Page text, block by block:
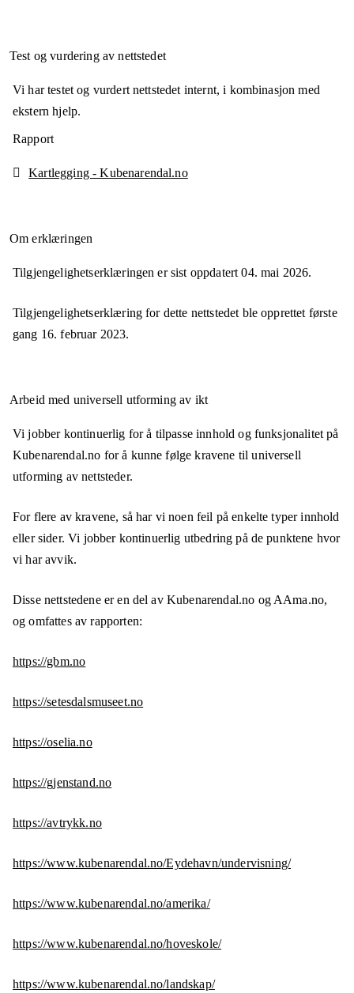
Test og vurdering av nettstedet
Vi har testet og vurdert nettstedet internt, i kombinasjon med
ekstern hjelp.
Rapport
Kartlegging - Kubenarendal.no
Om erklæringen
Tilgjengelighetserklæringen er sist oppdatert04. mai 2026.
Tilgjengelighetserklæring for dette nettstedet ble opprettet første
gang 16. februar 2023.
Arbeid med universell utforming av ikt
Vi jobber kontinuerlig for å tilpasse innhold og funksjonalitet på
Kubenarendal.no for å kunne følge kravene til universell
utforming av nettsteder.
For flere av kravene, så har vi noen feil på enkelte typer innhold
eller sider. Vi jobber kontinuerlig utbedring på de punktene hvor
vi har avvik.
Disse nettstedene er en del av Kubenarendal.no og AAma.no,
og omfattes av rapporten:
https://gbm.no
https://setesdalsmuseet.no
https://oselia.no
https://gjenstand.no
https://avtrykk.no
https://www.kubenarendal.no/Eydehavn/undervisning/
https://www.kubenarendal.no/amerika/
https://www.kubenarendal.no/hoveskole/
https://www.kubenarendal.no/landskap/